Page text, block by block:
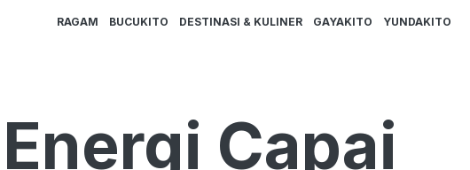
RAGAM BUCUKITO DESTINASI & KULINER GAYAKITO YUNDAKITO
Capai